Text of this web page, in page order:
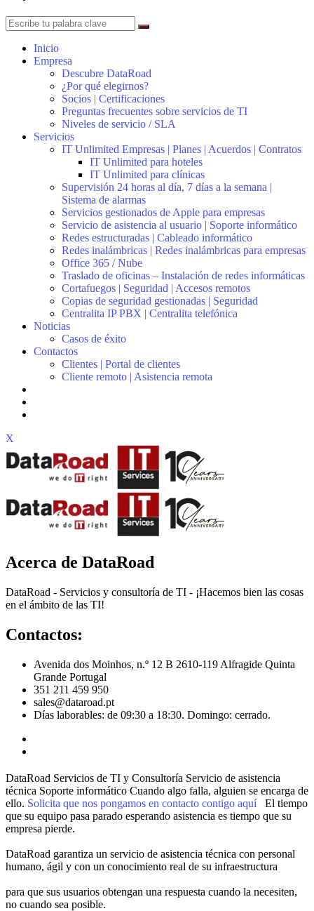
Inicio
Empresa
Descubre DataRoad
¿Por qué elegirnos?
Socios | Certificaciones
Preguntas frecuentes sobre servicios de TI
Niveles de servicio / SLA
Servicios
IT Unlimited Empresas | Planes | Acuerdos | Contratos
IT Unlimited para hoteles
IT Unlimited para clínicas
Supervisión 24 horas al día, 7 días a la semana |
Sistema de alarmas
Servicios gestionados de Apple para empresas
Servicio de asistencia al usuario | Soporte informático
Redes estructuradas | Cableado informático
Redes inalámbricas | Redes inalámbricas para empresas
Office 365 / Nube
Traslado de oficinas – Instalación de redes informáticas
Cortafuegos | Seguridad | Accesos remotos
Copias de seguridad gestionadas | Seguridad
Centralita IP PBX | Centralita telefónica
Noticias
Casos de éxito
Contactos
Clientes | Portal de clientes
Cliente remoto | Asistencia remota
X
Acerca de DataRoad
DataRoad - Servicios y consultoría de TI - ¡Hacemos bien las cosas
en el ámbito de las TI!
Contactos:
Avenida dos Moinhos, n.º 12 B 2610-119 Alfragide Quinta
Grande Portugal
351 211 459 950
sales@dataroad.pt
Días laborables: de 09:30 a 18:30. Domingo: cerrado.
DataRoad Servicios de TI y Consultoría Servicio de asistencia
técnica Soporte informático Cuando algo falla, alguien se encarga de
ello. Solicita que nos pongamos en contacto contigo aquí
El tiempo
que su equipo pasa parado esperando asistencia es tiempo que su
empresa pierde.
DataRoad garantiza un servicio de asistencia técnica con personal
humano, ágil y con un conocimiento real de su infraestructura
para que sus usuarios obtengan una respuesta cuando la necesiten,
no cuando sea posible.